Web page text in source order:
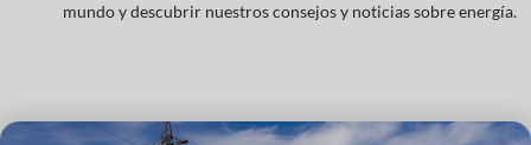
mundo y descubrir nuestros consejos y noticias sobre energía.